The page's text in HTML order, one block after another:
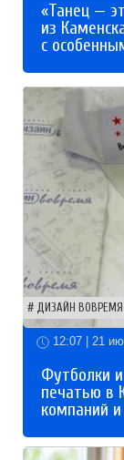
«Танец —
из
с
ДИЗАЙН ВОВРЕМЯ
12:07 | 21
Футболки
печатью в
компаний